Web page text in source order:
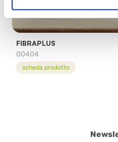
FIBRAPLUS
00404
scheda prodotto